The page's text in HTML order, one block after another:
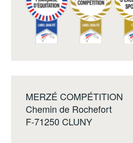
MERZÉ COMPÉTITION
Chemin de Rochefort
F-71250 CLUNY